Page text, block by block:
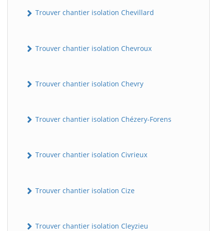
Trouver chantier isolation Chevillard
Trouver chantier isolation Chevroux
Trouver chantier isolation Chevry
Trouver chantier isolation Chézery-Forens
Trouver chantier isolation Civrieux
Trouver chantier isolation Cize
Trouver chantier isolation Cleyzieu